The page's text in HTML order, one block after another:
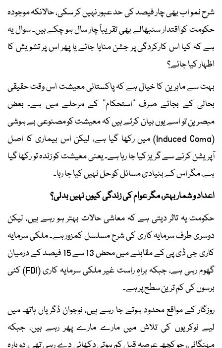
شرح نمو اب بھی چار فیصد کی حد عبور نہیں کر سکی، حالانکہ موجودہ
حکومت کو اقتدار سنبھالے بھی تقریباً چار سال ہو چکے ہیں۔ سوال یہ
ہے کہ کیا اس کارکردگی پر جشن منایا جائے یا پھر اس پر تشویش کا
اظہار کیا جائے؟
بہت سے ماہرین کا خیال ہے کہ پاکستانی معیشت اس وقت حقیقی
بحالی کے بجائے صرف ’’استحکام‘‘ کے مرحلے میں ہے۔ بعض
مبصرین تو اسے یوں بیان کرتے ہیں کہ معیشت کو مصنوعی بے ہوشی
(Induced Coma) میں رکھا گیا ہے، لیکن اس بیماری کا اصل
آپریشن کرنے سے گریز کیا جا رہا ہے۔ یعنی معیشت کو زندہ تو رکھا گیا
ہے، مگر اس کے بنیادی مسائل کو حل نہیں کیا جا رہا۔
اعداد و شمار بہتر، مگر عوام کی زندگی کیوں نہیں بدلی؟
حکومت یہ تاثر دیتی ہے کہ معاشی حالات بہتر ہو رہے ہیں، لیکن
دوسری طرف سرمایہ کاری کی شرح مسلسل کمزور ہے۔ ملکی سرمایہ
کاری جی ڈی پی کے مقابلے میں محض 13 سے 15 فیصد کے درمیان
گھوم رہی ہے، جبکہ براہِ راست غیر ملکی سرمایہ کاری (FDI) کئی
برسوں کی کم ترین سطح پر ہے۔
روزگار کے مواقع محدود ہوتے جا رہے ہیں، نوجوان ڈگریاں ہاتھ میں
لیے نوکریوں کی تلاش میں مارے مارے پھر رہے ہیں، جبکہ
مہنگائی، جو کچھ عرصہ قبل کم ہوتی دکھائی دے رہی تھی، دوبارہ